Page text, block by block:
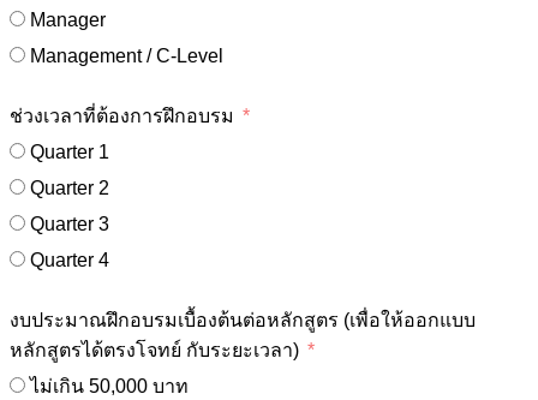
Manager
Management / C-Level
ช่วงเวลาที่ต้องการฝึกอบรม
Quarter 1
Quarter 2
Quarter 3
Quarter 4
งบประมาณฝึกอบรมเบื้องต้นต่อหลักสูตร (เพื่อให้ออกแบบ
หลักสูตรได้ตรงโจทย์ กับระยะเวลา)
ไม่เกิน 50,000 บาท